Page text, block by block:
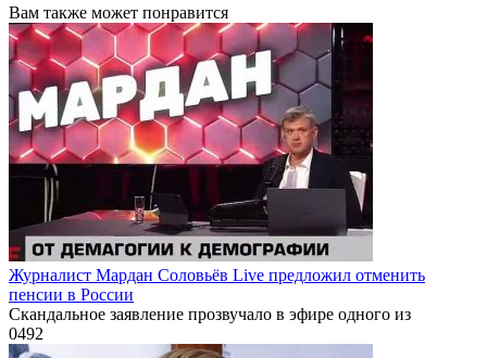
Вам также может понравится
Журналист Мардан Соловьёв Live предложил отменить
пенсии в России
Скандальное заявление прозвучало в эфире одного из
0492